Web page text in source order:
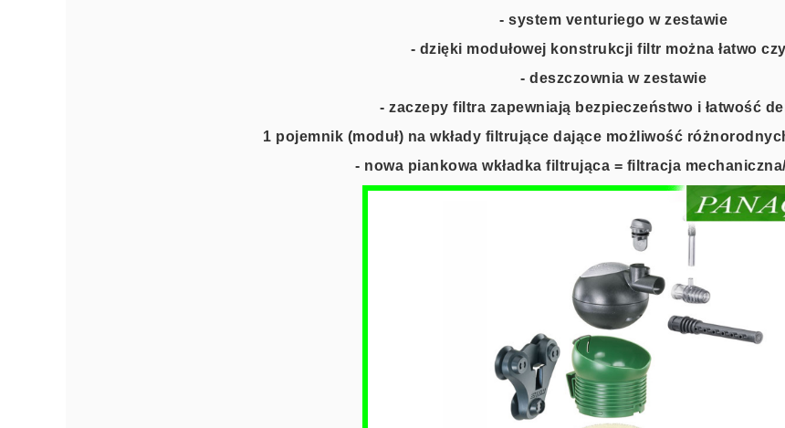
- system venturiego w zestawie
- dzięki modułowej konstrukcji filtr można łatwo
- deszczownia w zestawie
- zaczepy filtra zapewniają bezpieczeństwo i łatwość
1 pojemnik (moduł) na wkłady filtrujące dające możliwość
- nowa piankowa wkładka filtrująca = filtracja